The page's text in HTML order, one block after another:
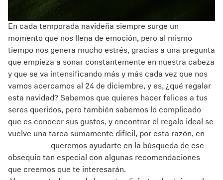
Soundbars
AMBEO Soundbars and Subs
Discover AMBEO
Explore
About Us
Innovations
En cada temporada navideña siempre surge un
momento que nos llena de emoción, pero al mismo
tiempo nos genera mucho estrés, gracias a una pregunta
que empieza a sonar constantemente en nuestra cabeza
y que se va intensificando más y más cada vez que nos
vamos acercamos al 24 de diciembre, y es, ¿qué regalar
esta navidad? Sabemos que quieres hacer felices a tus
seres queridos, pero también sabemos lo complicado
que es conocer sus gustos, y encontrar el regalo ideal se
vuelve una tarea sumamente difícil, por esta razón, en
queremos ayudarte en la búsqueda de ese
obsequio tan especial con algunas recomendaciones
que creemos que te interesarán.